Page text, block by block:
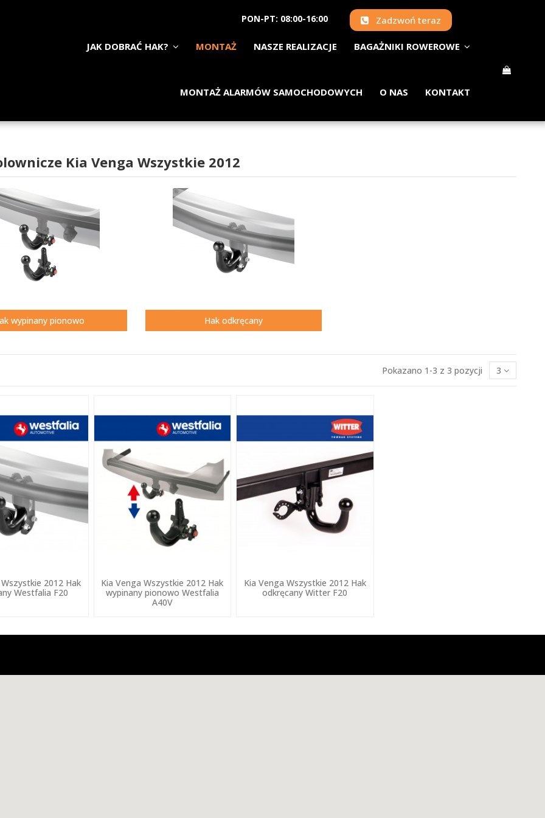
PON-PT: 08:00-16:00 Zadzwoń teraz
JAK DOBRAĆ HAK? MONTAŻ NASZE REALIZACJE BAGAŻNIKI ROWEROWE
MONTAŻ ALARMÓW SAMOCHODOWYCH O NAS KONTAKT
Kia Venga Wszystkie 2012
wypinany pionowo Hak odkręcany
Pokazano 1-3 z 3 pozycji 3
2012 Hak
Westfalia F20
Kia Venga Wszystkie 2012 Hak
wypinany pionowo Westfalia
A40V
Kia Venga Wszystkie 2012 Hak
odkręcany Witter F20